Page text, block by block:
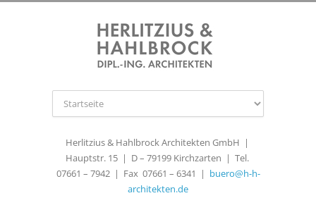
Herlitzius & Hahlbrock Architekten GmbH |
Hauptstr. 15 | D – 79199 Kirchzarten | Tel.
07661 – 7942 | Fax 07661 – 6341 | buero@h-h-
architekten.de